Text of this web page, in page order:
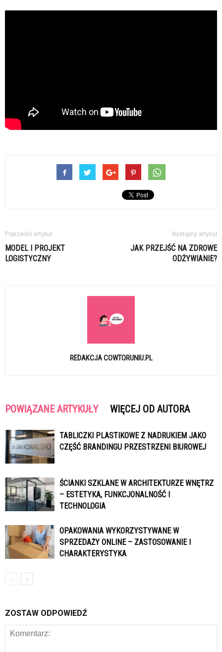
Poprzedni artykuł
MODEL I PROJEKT
LOGISTYCZNY
Następny artykuł
JAK PRZEJŚĆ NA ZDROWE
ODŻYWIANIE?
REDAKCJA COWTORUNIU.PL
POWIĄZANE ARTYKUŁY WIĘCEJ OD AUTORA
TABLICZKI PLASTIKOWE Z NADRUKIEM JAKO
CZĘŚĆ BRANDINGU PRZESTRZENI BIUROWEJ
ŚCIANKI SZKLANE W ARCHITEKTURZE WNĘTRZ
– ESTETYKA, FUNKCJONALNOŚĆ I
TECHNOLOGIA
OPAKOWANIA WYKORZYSTYWANE W
SPRZEDAŻY ONLINE – ZASTOSOWANIE I
CHARAKTERYSTYKA
ZOSTAW ODPOWIEDŹ